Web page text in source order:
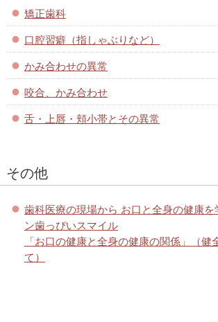
矯正歯科
口腔習癖（指しゃぶりなど）
かみ合わせの異常
咬合、かみ合わせ
舌・上唇・頬小帯とその異常
その他
歯科医療の現場から お口と全身の健康を
ン歯っぴいスマイル
「お口の健康と全身の健康の関係」（健
て）